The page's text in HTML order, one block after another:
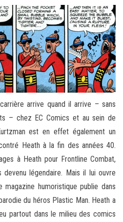
arrive quand il arrive – sans
– chez EC Comics et au sein de
est en effet également un
Heath à la fin des années 40.
à Heath pour Frontline Combat,
légendaire. Mais il lui ouvre
humoristique publie dans
du héros Plastic Man. Heath a
partout dans le milieu des comics